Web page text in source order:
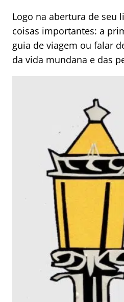
Logo na abertura de seu
coisas importantes: a
guia de viagem ou falar
da vida mundana e das